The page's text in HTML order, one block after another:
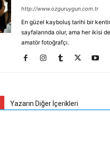
http://www.ozguruygun.com.tr
En güzel kayboluş tarihi bir
sayfalarında olur, ama her ikisi
amatör fotoğrafçı.
Yazarın Diğer İçerikleri